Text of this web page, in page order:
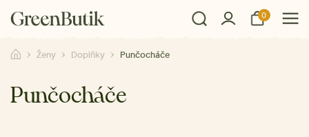
0
Ženy Doplňky Punčocháče
Punčocháče